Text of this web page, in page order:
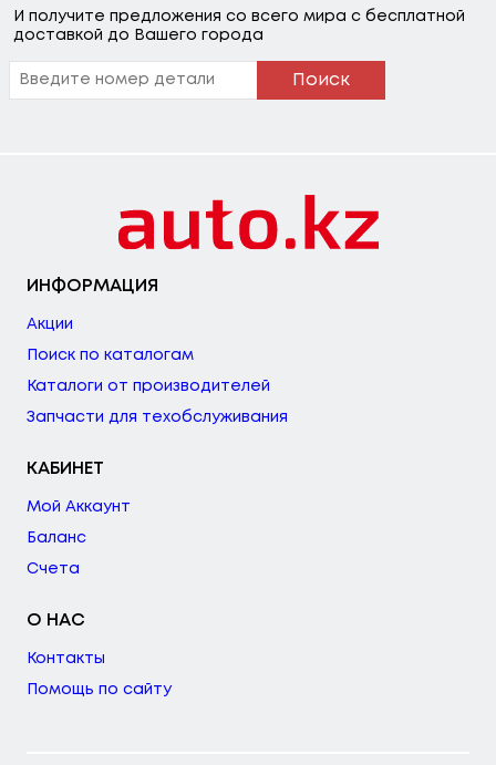
И получите предложения со всего мира с бесплатной
доставкой до Вашего города
Поиск
ИНФОРМАЦИЯ
Акции
Поиск по каталогам
Каталоги от производителей
Запчасти для техобслуживания
КАБИНЕТ
Мой Аккаунт
Баланс
Счета
О НАС
Контакты
Помощь по сайту